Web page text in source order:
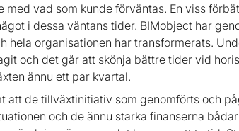
med vad som kunde förväntas. En viss
i dessa väntans tider. BIMobject har
hela organisationen har transformerats.
och det går att skönja bättre tider vid
ännu ett par kvartal.
att de tillväxtinitiativ som genomförts och
och de ännu starka finanserna